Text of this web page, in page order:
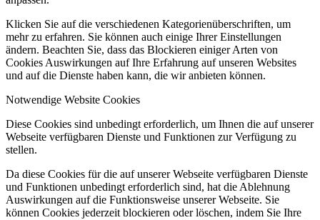
Klicken Sie auf die verschiedenen Kategorienüberschriften, um
mehr zu erfahren. Sie können auch einige Ihrer Einstellungen
ändern. Beachten Sie, dass das Blockieren einiger Arten von
Cookies Auswirkungen auf Ihre Erfahrung auf unseren Websites
und auf die Dienste haben kann, die wir anbieten können.
Notwendige Website Cookies
Diese Cookies sind unbedingt erforderlich, um Ihnen die auf unserer
Webseite verfügbaren Dienste und Funktionen zur Verfügung zu
stellen.
Da diese Cookies für die auf unserer Webseite verfügbaren Dienste
und Funktionen unbedingt erforderlich sind, hat die Ablehnung
Auswirkungen auf die Funktionsweise unserer Webseite. Sie
können Cookies jederzeit blockieren oder löschen, indem Sie Ihre